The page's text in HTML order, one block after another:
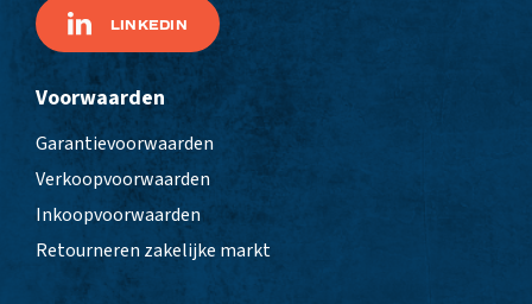
LINKEDIN
Voorwaarden
Garantievoorwaarden
Verkoopvoorwaarden
Inkoopvoorwaarden
Retourneren zakelijke markt